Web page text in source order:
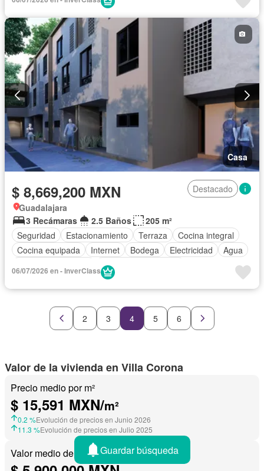
Zonas verdes
Recámara con closet
Caseta de vigilancia
Casa
$ 8,669,200 MXN
Destacado
Guadalajara
3 Recámaras
2.5 Baños
205 m²
Seguridad
Estacionamiento Terraza
Cocina integral
Cocina equipada
Internet Bodega Electricidad
Agua
Recámara con closet
06/07/2026 en - InverClass
2 3 4 5 6
Valor de la vivienda en Villa Corona
Precio medio por m²
$ 15,591 MXN/m²
0.2 %Evolución de precios en Junio 2026
11.3 %Evolución de precios en Julio 2025
Valor medio de una viviendaGuardar búsqueda